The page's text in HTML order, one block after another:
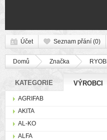
Účet Seznam přání (0)
Domů Značka RYOBI
KATEGORIE VÝROBCI
AGRIFAB
AKITA
AL-KO
ALFA